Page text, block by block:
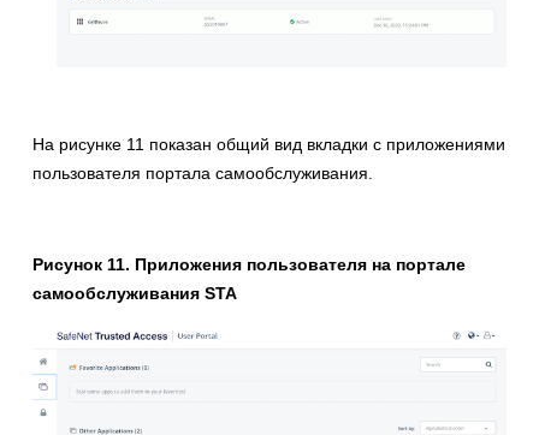
На рисунке 11 показан общий вид вкладки с приложениями
пользователя портала самообслуживания.
Рисунок 11. Приложения пользователя на портале
самообслуживания STA